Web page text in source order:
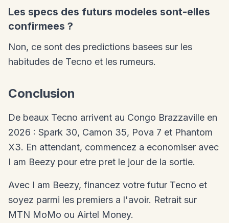
Les specs des futurs modeles sont-elles
confirmees ?
Non, ce sont des predictions basees sur les
habitudes de Tecno et les rumeurs.
Conclusion
De beaux Tecno arrivent au Congo Brazzaville en
2026 : Spark 30, Camon 35, Pova 7 et Phantom
X3. En attendant, commencez a economiser avec
I am Beezy pour etre pret le jour de la sortie.
Avec I am Beezy, financez votre futur Tecno et
soyez parmi les premiers a l'avoir. Retrait sur
MTN MoMo ou Airtel Money.